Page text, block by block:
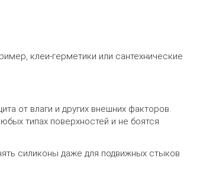
клеи-герметики или сантехнические
от влаги и других внешних факторов.
типах поверхностей и не боятся
силиконы даже для подвижных стыков